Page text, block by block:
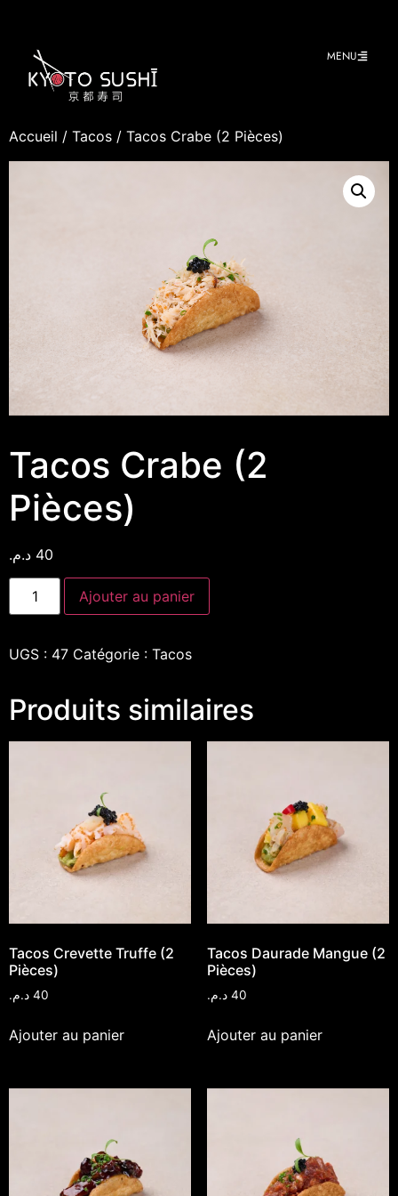
MENU
Accueil / Tacos / Tacos Crabe (2 Pièces)
Tacos Crabe (2
Pièces)
40 د.م.
Ajouter au panier
UGS : 47 Catégorie : Tacos
Produits similaires
Tacos Crevette Truffe (2
Pièces)
40 د.م.
Ajouter au panier
Tacos Daurade Mangue (2
Pièces)
40 د.م.
Ajouter au panier